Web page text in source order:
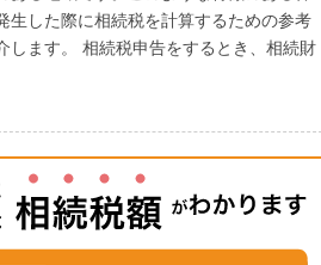
生した際に相続税を計算するための参考
します。 相続税申告をするとき、相続財